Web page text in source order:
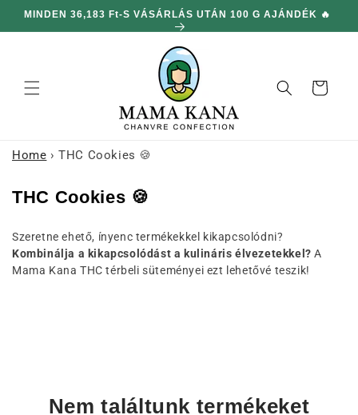
hagyni és
MINDEN 36,183 Ft-S VÁSÁRLÁS UTÁN 100 G AJÁNDÉK 🔥
Kosár
Home › THC Cookies 🍪
G
ű
j
THC Cookies 🍪
Szeretne ehető, ínyenc termékekkel kikapcsolódni?
Kombinálja a kikapcsolódást a kulináris élvezetekkel? A
Mama Kana THC térbeli süteményei ezt lehetővé teszik!
Nem találtunk termékeket